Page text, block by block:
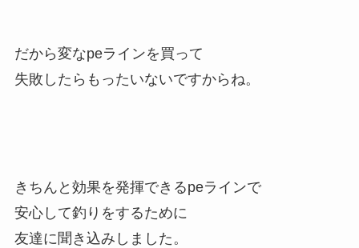
だから変なpeラインを買って
失敗したらもったいないですからね。
きちんと効果を発揮できるpeラインで
安心して釣りをするために
友達に聞き込みしました。